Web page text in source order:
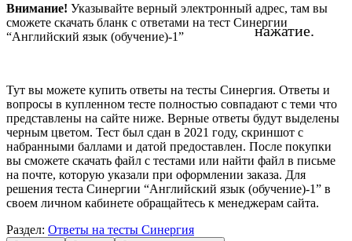
нажатие.
Внимание! Указывайте верный электронный адрес, там вы
сможете скачать бланк с ответами на тест Синергии
“Английский язык (обучение)-1”
Тут вы можете купить ответы на тесты Синергия. Ответы и
вопросы в купленном тесте полностью совпадают с теми что
представлены на сайте ниже. Верные ответы будут выделены
черным цветом. Тест был сдан в 2021 году, скриншот с
набранными баллами и датой предоставлен. После покупки
вы сможете скачать файл с тестами или найти файл в письме
на почте, которую указали при оформлении заказа. Для
решения теста Синергии “Английский язык (обучение)-1” в
своем личном кабинете обращайтесь к менеджерам сайта.
Раздел: Ответы на тесты Синергия